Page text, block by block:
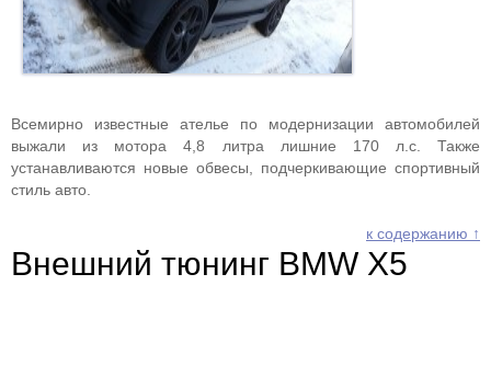
Всемирно известные ателье по модернизации автомобилей
выжали из мотора 4,8 литра лишние 170 л.с. Также
устанавливаются новые обвесы, подчеркивающие спортивный
стиль авто.
к содержанию ↑
Внешний тюнинг BMW X5